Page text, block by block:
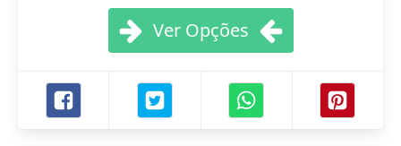
Ver Opções